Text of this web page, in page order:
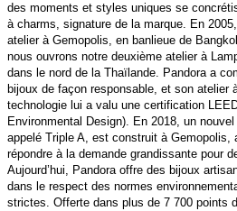
des moments et styles uniques se
à charms, signature de la marque. En
atelier à Gemopolis, en banlieue de
nous ouvrons notre deuxième atelier à
dans le nord de la Thaïlande. Pandora a
bijoux de façon responsable, et son atelier
technologie lui a valu une certification
Environmental Design). En 2018, un
appelé Triple A, est construit à Gemopolis,
répondre à la demande grandissante pour
Aujourd’hui, Pandora offre des bijoux
dans le respect des normes
strictes. Offerte dans plus de 7 700 points